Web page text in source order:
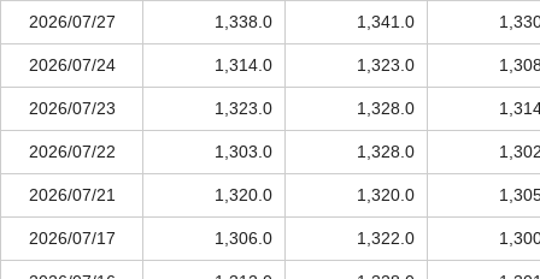
2026/07/27 1,338.0 1,341.0
2026/07/24 1,314.0 1,323.0
2026/07/23 1,323.0 1,328.0
2026/07/22 1,303.0 1,328.0
2026/07/21 1,320.0 1,320.0
2026/07/17 1,306.0 1,322.0